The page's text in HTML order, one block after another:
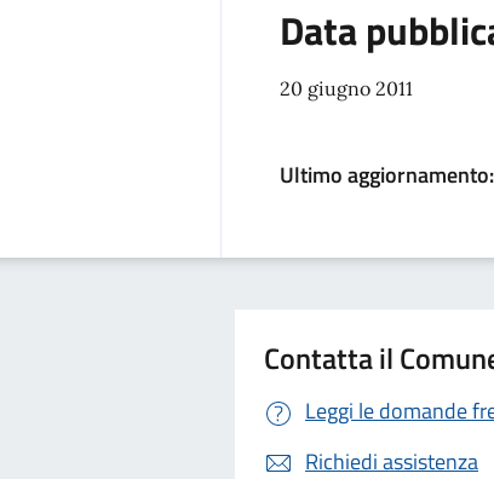
Data
20 giugno 2011
Ultimo aggiornamento:
Contatta il
Leggi le domande
Richiedi assistenza